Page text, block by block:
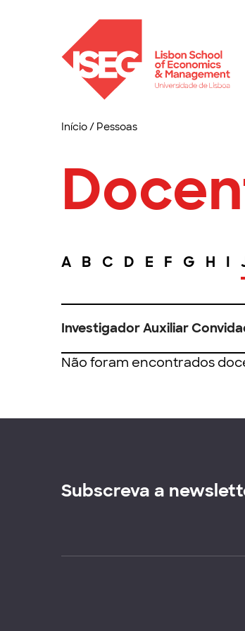
Início/ Pessoas
A B C D E F G H I
Investigador Auxiliar
Não foram encontrados
Subscreva a